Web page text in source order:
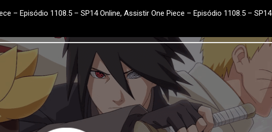
– Episódio 1108.5 – SP14 Online, Assistir One Piece – Episódio 1108.5 – SP14